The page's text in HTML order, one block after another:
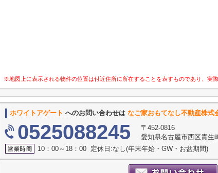
※地図上に表示される物件の位置は付近住所に所在することを表すものであり、実
ホワイトアゲート へのお問い合わせは なご家おもてなし不動産株式
0525088245
〒452-0816
愛知県名古屋市西区貴生
10：00～18：00 定休日:なし(年末年始・GW・お盆期間)